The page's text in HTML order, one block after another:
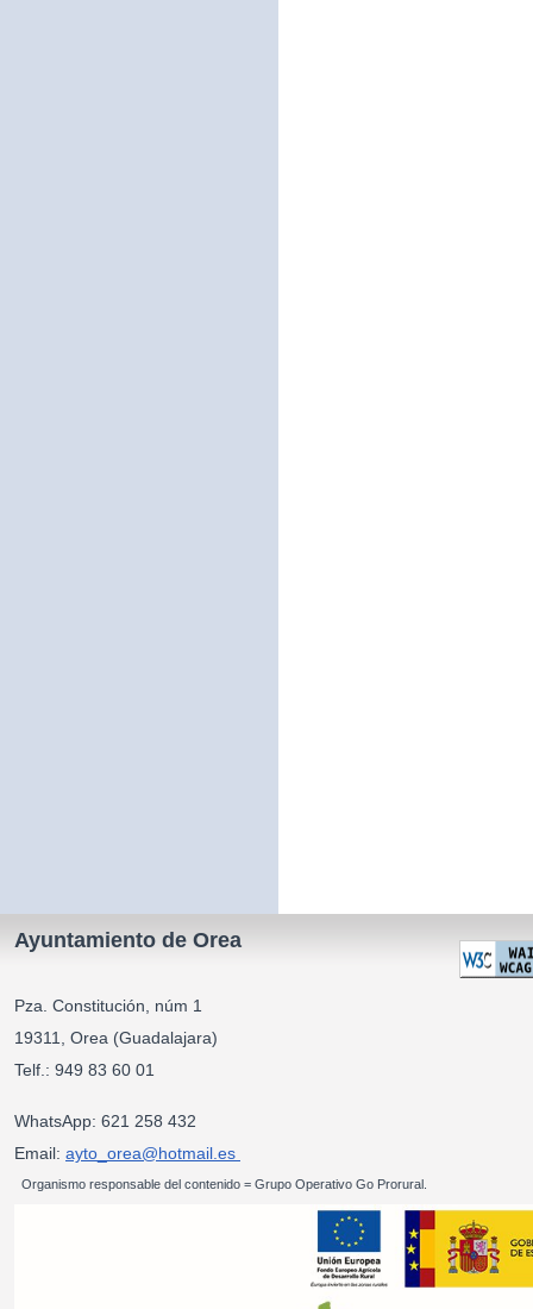
Ayuntamiento de Orea
Pza. Constitución, núm 1
19311, Orea (Guadalajara)
Telf.: 949 83 60 01
WhatsApp: 621 258 432
Email: ayto_orea@hotmail.es
Organismo responsable del contenido = Grupo Operativo Go Prorural.